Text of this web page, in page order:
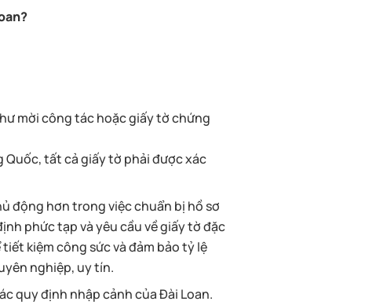
mời công tác hoặc giấy tờ chứng
Quốc, tất cả giấy tờ phải được xác
động hơn trong việc chuẩn bị hồ sơ
phức tạp và yêu cầu về giấy tờ đặc
kiệm công sức và đảm bảo tỷ lệ
nghiệp, uy tín.
quy định nhập cảnh của Đài Loan.